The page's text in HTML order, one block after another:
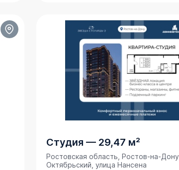
Студия — 29,47 м²
Ростовская область, Ростов-на-Дону,
Октябрьский, улица Нансена